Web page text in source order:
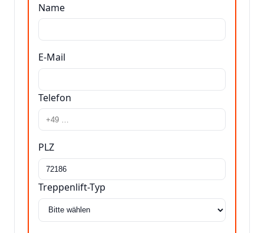
Name
E-Mail
Telefon
PLZ
Treppenlift-Typ